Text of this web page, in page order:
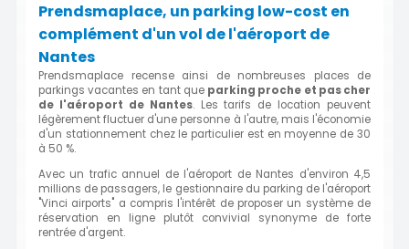
Prendsmaplace, un parking low-cost en
complément d'un vol de l'aéroport de
Nantes
Prendsmaplace recense ainsi de nombreuses places de
parkings vacantes en tant que parking proche et pas cher
de l'aéroport de Nantes. Les tarifs de location peuvent
légèrement fluctuer d'une personne à l'autre, mais l'économie
d'un stationnement chez le particulier est en moyenne de 30
à 50 %.
Avec un trafic annuel de l'aéroport de Nantes d'environ 4,5
millions de passagers, le gestionnaire du parking de l'aéroport
"Vinci airports" a compris l'intérêt de proposer un système de
réservation en ligne plutôt convivial synonyme de forte
rentrée d'argent.